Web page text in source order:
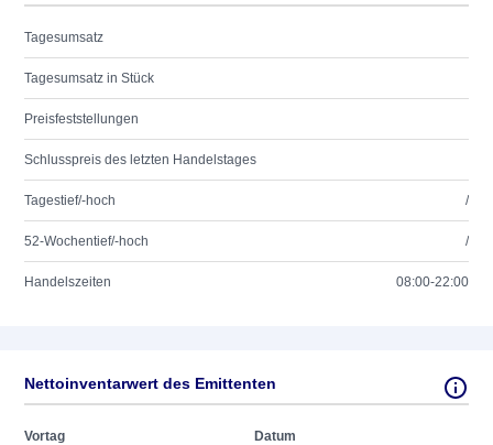
Tagesumsatz
Tagesumsatz in Stück
Preisfeststellungen
Schlusspreis des letzten Handelstages
Tagestief/-hoch /
52-Wochentief/-hoch /
Handelszeiten 08:00-22:00
Nettoinventarwert des Emittenten
Vortag Datum